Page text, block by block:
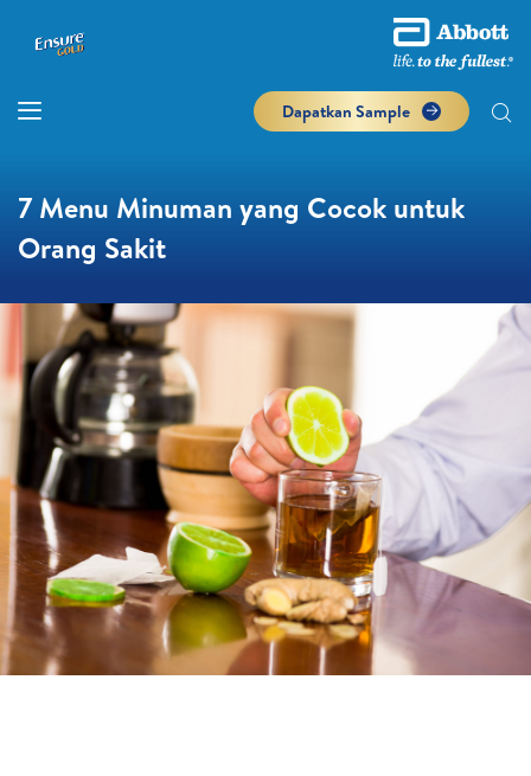
Dapatkan Sample
7 Menu Minuman yang Cocok untuk
Orang Sakit